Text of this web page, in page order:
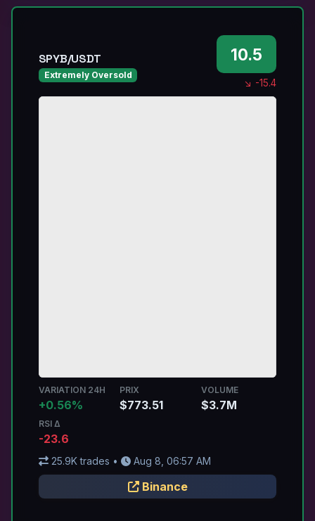
SPYB/USDT
Extremely Oversold
10.5
↘ -15.4
VARIATION 24H
+0.56%
RSI Δ
-23.6
PRIX
$773.51
VOLUME
$3.7M
25.9K trades • Aug 8, 06:57 AM
Binance